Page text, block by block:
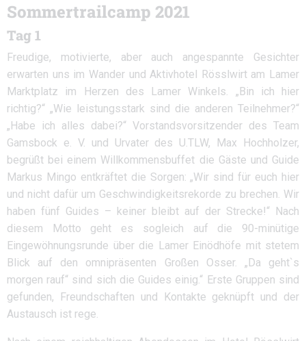
Sommertrailcamp 2021
Tag 1
Freudige, motivierte, aber auch angespannte Gesichter
erwarten uns im Wander und Aktivhotel Rösslwirt am Lamer
Marktplatz im Herzen des Lamer Winkels. „Bin ich hier
richtig?“ „Wie leistungsstark sind die anderen Teilnehmer?“
„Habe ich alles dabei?“ Vorstandsvorsitzender des Team
Gamsbock e. V. und Urvater des U.TLW, Max Hochholzer,
begrüßt bei einem Willkommensbuffet die Gäste und Guide
Markus Mingo entkräftet die Sorgen: „Wir sind für euch hier
und nicht dafür um Geschwindigkeitsrekorde zu brechen. Wir
haben fünf Guides – keiner bleibt auf der Strecke!“ Nach
diesem Motto geht es sogleich auf die 90-minütige
Eingewöhnungsrunde über die Lamer Einödhöfe mit stetem
Blick auf den omnipräsenten Großen Osser. „Da geht`s
morgen rauf“ sind sich die Guides einig.“ Erste Gruppen sind
gefunden, Freundschaften und Kontakte geknüpft und der
Austausch ist rege.